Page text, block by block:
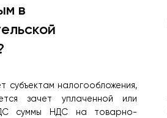
в
субъектам налогообложения,
зачет уплаченной или
суммы НДС на товарно-